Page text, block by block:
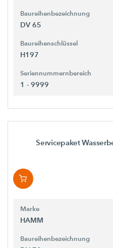
Baureihenbezeichnung
DV 65
Baureihenschlüssel
H197
Seriennummernbereich
1 - 9999
Servicepaket
Marke
HAMM
Baureihenbezeichnung